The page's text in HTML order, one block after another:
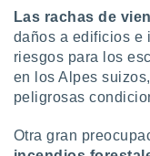
de
uso de
con el
e
Las rachas de
daños a edificios e
riesgos para los
en los Alpes
peligrosas
Otra gran